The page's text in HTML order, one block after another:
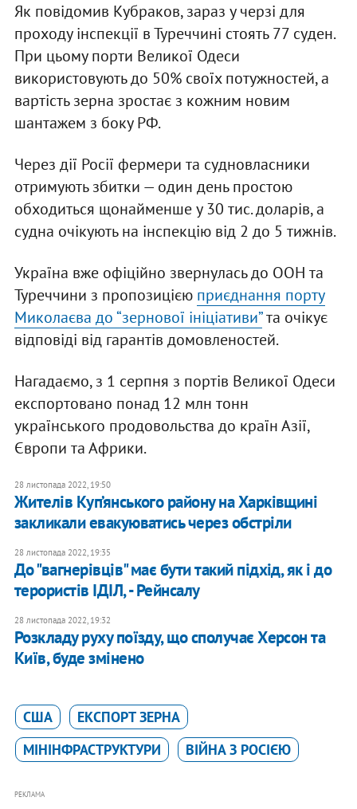
Як повідомив Кубраков, зараз у черзі для
проходу інспекції в Туреччині стоять 77 суден.
При цьому порти Великої Одеси
використовують до 50% своїх потужностей, а
вартість зерна зростає з кожним новим
шантажем з боку РФ.
Через дії Росії фермери та судновласники
отримують збитки — один день простою
обходиться щонайменше у 30 тис. доларів, а
судна очікують на інспекцію від 2 до 5 тижнів.
Україна вже офіційно звернулась до ООН та
Туреччини з пропозицією приєднання порту
Миколаєва до “зернової ініціативи”та очікує
відповіді від гарантів домовленостей.
Нагадаємо, з 1 серпня з портів Великої Одеси
експортовано понад 12 млн тонн
українського продовольства до країн Азії,
Європи та Африки.
28 листопада 2022, 19:50
Жителів Куп’янського району на Харківщині
закликали евакуюватись через обстріли
28 листопада 2022, 19:35
До "вагнерівців" має бути такий підхід, як і до
терористів ІДІЛ, - Рейнсалу
28 листопада 2022, 19:32
Розкладу руху поїзду, що сполучає Херсон та
Київ, буде змінено
США
ЕКСПОРТ ЗЕРНА
МІНІНФРАСТРУКТУРИ
ВІЙНА З РОСІЄЮ
РЕКЛАМА